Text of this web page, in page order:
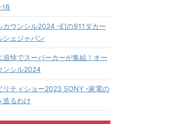
頃
カウンシル2024 -幻の911ダカー
シェジャパン
追悼でスーパーカーが集結！オー
ンシル2024
リティショー2023 SONY -家電の
造るわけ